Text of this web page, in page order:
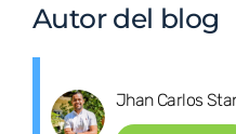
Autor del blog
Jhan Carlos